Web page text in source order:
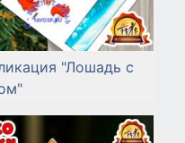
"Лошадь с